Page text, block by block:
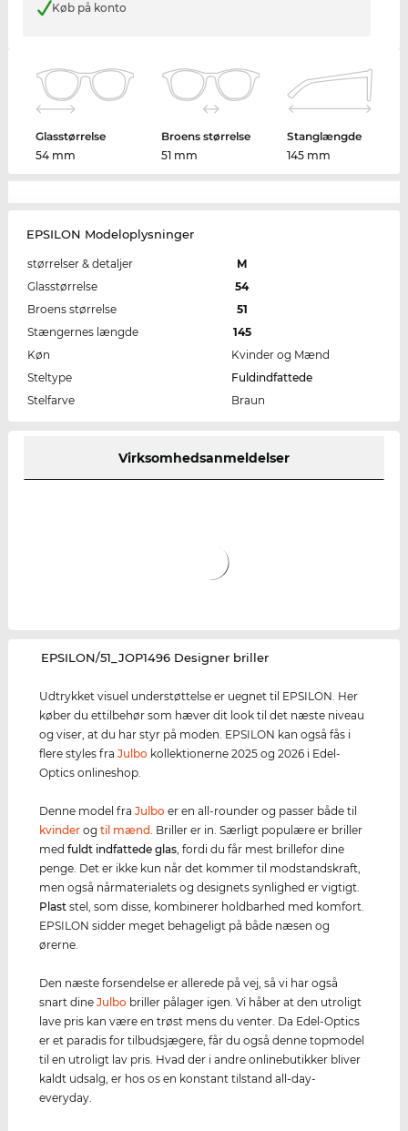
Køb på konto
Glasstørrelse
54 mm
Broens størrelse
51 mm
Stanglængde
145 mm
EPSILON Modeloplysninger
størrelser & detaljer
M
Glasstørrelse
54
Broens størrelse
51
Stængernes længde
145
Køn
Kvinder og Mænd
Steltype
Fuldindfattede
Stelfarve
Braun
Virksomhedsanmeldelser
‌EPSILON/51_JOP1496 Designer briller
Udtrykket visuel understøttelse er uegnet til EPSILON. Her
køber du ettilbehør som hæver dit look til det næste niveau
og viser, at du har styr på moden. EPSILON kan også fås i
flere styles fraJulbo kollektionerne 2025 og 2026 i Edel-
Optics onlineshop.
Denne model fraJulbo er en all-rounder og passer både til
kvinder ogtil mænd . Briller er in. Særligt populære er briller
medfuldt indfattede glas , fordi du får mest brillefor dine
penge. Det er ikke kun når det kommer til modstandskraft,
men også nårmaterialets og designets synlighed er vigtigt.
Plast stel, som disse, kombinerer holdbarhed med komfort.
EPSILON sidder meget behageligt på både næsen og
ørerne.
Den næste forsendelse er allerede på vej, så vi har også
snart dineJulbo briller pålager igen. Vi håber at den utroligt
lave pris kan være en trøst mens du venter. Da Edel-Optics
er et paradis for tilbudsjægere, får du også denne topmodel
til en utroligt lav pris. Hvad der i andre onlinebutikker bliver
kaldt udsalg, er hos os en konstant tilstand all-day-
everyday.